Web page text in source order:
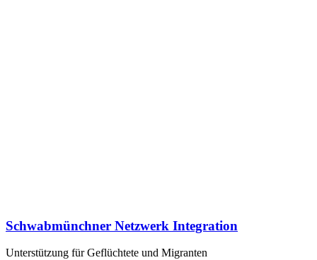
Schwabmünchner Netzwerk Integration
Unterstützung für Geflüchtete und Migranten